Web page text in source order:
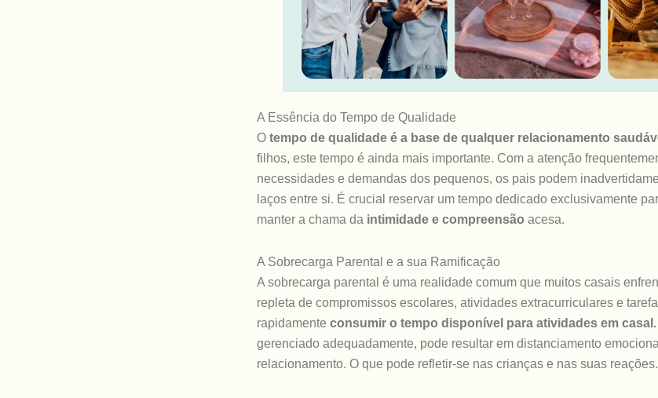
A Essência do Tempo de Qualidade
O tempo de qualidade é a base de qualquer relacionamento
filhos, este tempo é ainda mais importante. Com a atenção
necessidades e demandas dos pequenos, os pais podem
laços entre si. É crucial reservar um tempo dedicado exclusivamente
manter a chama da intimidade e compreensão acesa.
A Sobrecarga Parental e a sua Ramificação
A sobrecarga parental é uma realidade comum que muitos casais
repleta de compromissos escolares, atividades extracurriculares e
rapidamente consumir o tempo disponível para atividades em casal.
gerenciado adequadamente, pode resultar em distanciamento
relacionamento. O que pode refletir-se nas crianças e nas suas reações.